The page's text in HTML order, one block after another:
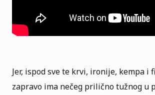
Jer, ispod sve te krvi, ironije, kempa i
zapravo ima nečeg prilično tužnog u